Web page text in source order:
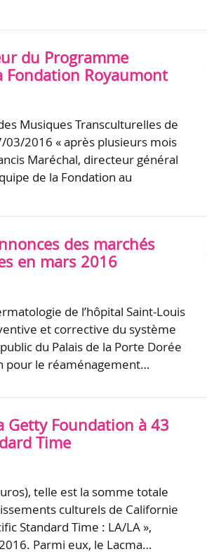
du Programme
Fondation Royaumont
Musiques Transculturelles de
03/2016 « après plusieurs mois
Maréchal, directeur général
de la Fondation au
des marchés
en mars 2016
de l’hôpital Saint-Louis
et corrective du système
du Palais de la Porte Dorée
pour le réaménagement…
Getty Foundation à 43
Time
telle est la somme totale
culturels de Californie
Standard Time : LA/LA »,
Parmi eux, le Lacma…